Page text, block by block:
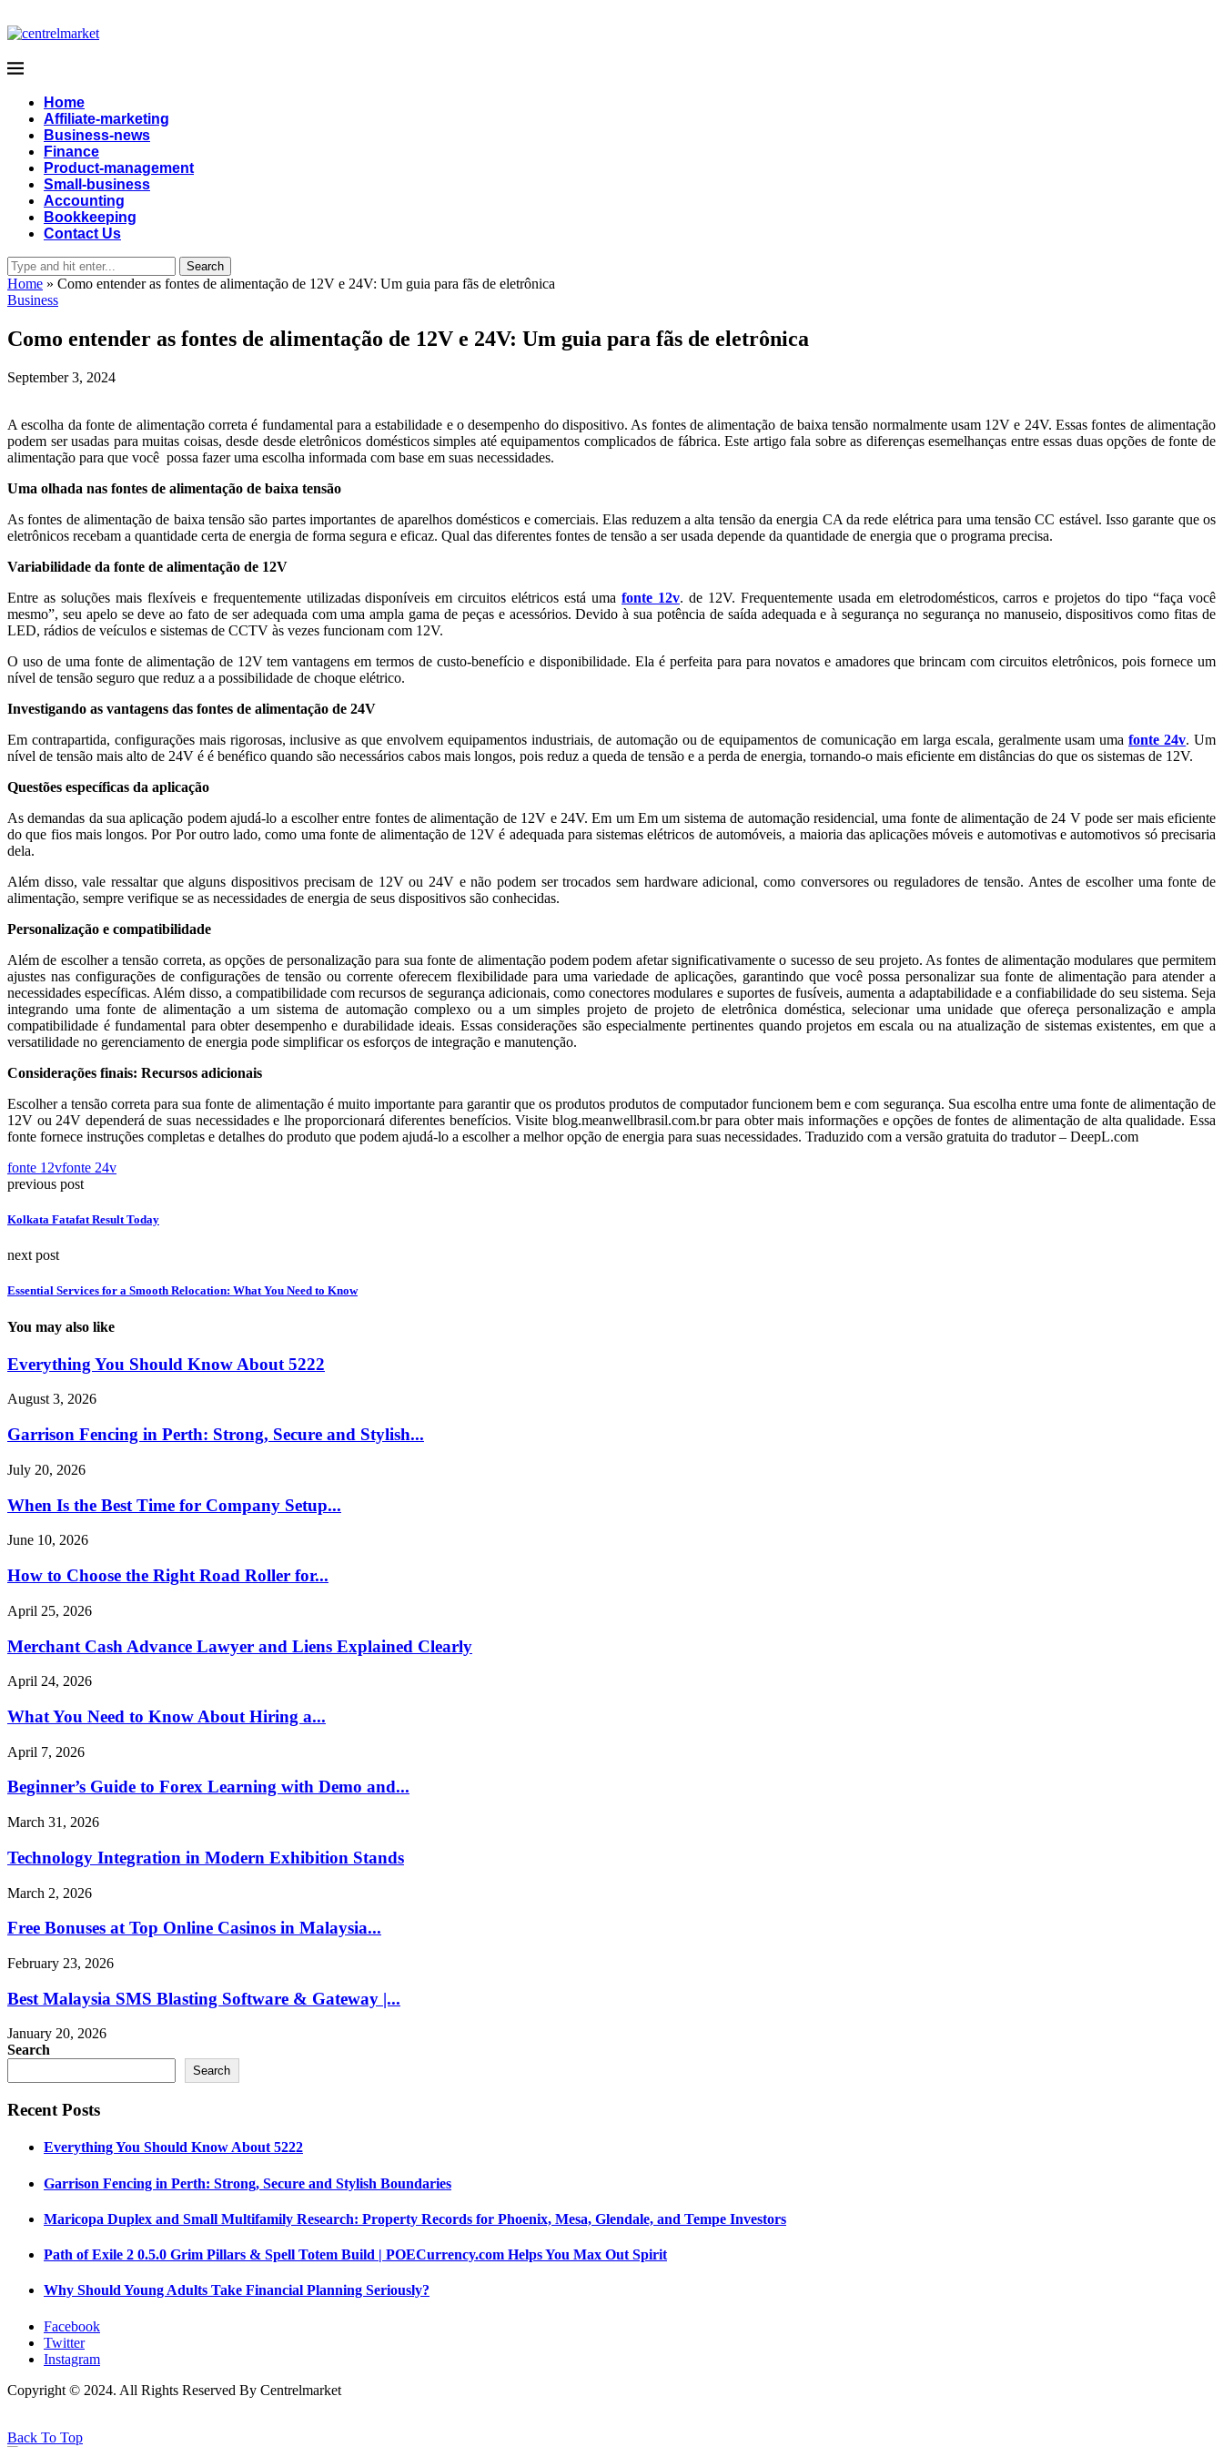
Home
Affiliate-marketing
Business-news
Finance
Product-management
Small-business
Accounting
Bookkeeping
Contact Us
Search
Home » Como entender as fontes de alimentação de 12V e 24V: Um guia para fãs de eletrônica
Business
Como entender as fontes de alimentação de 12V e 24V: Um guia para fãs de eletrônica
September 3, 2024
A escolha da fonte de alimentação correta é fundamental para a estabilidade e o desempenho do dispositivo. As fontes de alimentação de baixa tensão normalmente usam 12V e 24V. Essas fontes de alimentação
podem ser usadas para muitas coisas, desde desde eletrônicos domésticos simples até equipamentos complicados de fábrica. Este artigo fala sobre as diferenças esemelhanças entre essas duas opções de fonte de
alimentação para que você possa fazer uma escolha informada com base em suas necessidades.
Uma olhada nas fontes de alimentação de baixa tensão
As fontes de alimentação de baixa tensão são partes importantes de aparelhos domésticos e comerciais. Elas reduzem a alta tensão da energia CA da rede elétrica para uma tensão CC estável. Isso garante que os
eletrônicos recebam a quantidade certa de energia de forma segura e eficaz. Qual das diferentes fontes de tensão a ser usada depende da quantidade de energia que o programa precisa.
Variabilidade da fonte de alimentação de 12V
Entre as soluções mais flexíveis e frequentemente utilizadas disponíveis em circuitos elétricos está uma fonte 12v. de 12V. Frequentemente usada em eletrodomésticos, carros e projetos do tipo “faça você
mesmo”, seu apelo se deve ao fato de ser adequada com uma ampla gama de peças e acessórios. Devido à sua potência de saída adequada e à segurança no segurança no manuseio, dispositivos como fitas de
LED, rádios de veículos e sistemas de CCTV às vezes funcionam com 12V.
O uso de uma fonte de alimentação de 12V tem vantagens em termos de custo-benefício e disponibilidade. Ela é perfeita para para novatos e amadores que brincam com circuitos eletrônicos, pois fornece um
nível de tensão seguro que reduz a a possibilidade de choque elétrico.
Investigando as vantagens das fontes de alimentação de 24V
Em contrapartida, configurações mais rigorosas, inclusive as que envolvem equipamentos industriais, de automação ou de equipamentos de comunicação em larga escala, geralmente usam umafonte 24v. Um
nível de tensão mais alto de 24V é é benéfico quando são necessários cabos mais longos, pois reduz a queda de tensão e a perda de energia, tornando-o mais eficiente em distâncias do que os sistemas de 12V.
Questões específicas da aplicação
As demandas da sua aplicação podem ajudá-lo a escolher entre fontes de alimentação de 12V e 24V. Em um Em um sistema de automação residencial, uma fonte de alimentação de 24 V pode ser mais eficiente
do que fios mais longos. Por Por outro lado, como uma fonte de alimentação de 12V é adequada para sistemas elétricos de automóveis, a maioria das aplicações móveis e automotivas e automotivos só precisaria
dela.
Além disso, vale ressaltar que alguns dispositivos precisam de 12V ou 24V e não podem ser trocados sem hardware adicional, como conversores ou reguladores de tensão. Antes de escolher uma fonte de
alimentação, sempre verifique se as necessidades de energia de seus dispositivos são conhecidas.
Personalização e compatibilidade
Além de escolher a tensão correta, as opções de personalização para sua fonte de alimentação podem podem afetar significativamente o sucesso de seu projeto. As fontes de alimentação modulares que permitem
ajustes nas configurações de configurações de tensão ou corrente oferecem flexibilidade para uma variedade de aplicações, garantindo que você possa personalizar sua fonte de alimentação para atender a
necessidades específicas. Além disso, a compatibilidade com recursos de segurança adicionais, como conectores modulares e suportes de fusíveis, aumenta a adaptabilidade e a confiabilidade do seu sistema. Seja
integrando uma fonte de alimentação a um sistema de automação complexo ou a um simples projeto de projeto de eletrônica doméstica, selecionar uma unidade que ofereça personalização e ampla
compatibilidade é fundamental para obter desempenho e durabilidade ideais. Essas considerações são especialmente pertinentes quando projetos em escala ou na atualização de sistemas existentes, em que a
versatilidade no gerenciamento de energia pode simplificar os esforços de integração e manutenção.
Considerações finais: Recursos adicionais
Escolher a tensão correta para sua fonte de alimentação é muito importante para garantir que os produtos produtos de computador funcionem bem e com segurança. Sua escolha entre uma fonte de alimentação de
12V ou 24V dependerá de suas necessidades e lhe proporcionará diferentes benefícios. Visite blog.meanwellbrasil.com.br para obter mais informações e opções de fontes de alimentação de alta qualidade. Essa
fonte fornece instruções completas e detalhes do produto que podem ajudá-lo a escolher a melhor opção de energia para suas necessidades. Traduzido com a versão gratuita do tradutor – DeepL.com
fonte 12vfonte 24v
previous post
Kolkata Fatafat Result Today
next post
Essential Services for a Smooth Relocation: What You Need to Know
You may also like
Everything You Should Know About 5222
August 3, 2026
Garrison Fencing in Perth: Strong, Secure and Stylish...
July 20, 2026
When Is the Best Time for Company Setup...
June 10, 2026
How to Choose the Right Road Roller for...
April 25, 2026
Merchant Cash Advance Lawyer and Liens Explained Clearly
April 24, 2026
What You Need to Know About Hiring a...
April 7, 2026
Beginner’s Guide to Forex Learning with Demo and...
March 31, 2026
Technology Integration in Modern Exhibition Stands
March 2, 2026
Free Bonuses at Top Online Casinos in Malaysia...
February 23, 2026
Best Malaysia SMS Blasting Software & Gateway |...
January 20, 2026
Search
Search
Recent Posts
Everything You Should Know About 5222
Garrison Fencing in Perth: Strong, Secure and Stylish Boundaries
Maricopa Duplex and Small Multifamily Research: Property Records for Phoenix, Mesa, Glendale, and Tempe Investors
Path of Exile 2 0.5.0 Grim Pillars & Spell Totem Build | POECurrency.com Helps You Max Out Spirit
Why Should Young Adults Take Financial Planning Seriously?
Facebook
Twitter
Instagram
Copyright © 2024. All Rights Reserved By Centrelmarket
Back To Top